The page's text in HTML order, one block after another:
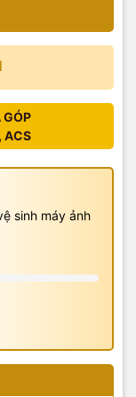
GÓP
ACS
sinh máy ảnh